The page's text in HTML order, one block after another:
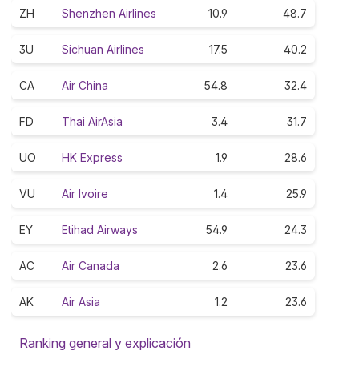
ZH Shenzhen Airlines 10.9 48.7
3U Sichuan Airlines 17.5 40.2
CA Air China 54.8 32.4
FD Thai AirAsia 3.4 31.7
UO HK Express 1.9 28.6
VU Air Ivoire 1.4 25.9
EY Etihad Airways 54.9 24.3
AC Air Canada 2.6 23.6
AK Air Asia 1.2 23.6
Ranking general y explicación